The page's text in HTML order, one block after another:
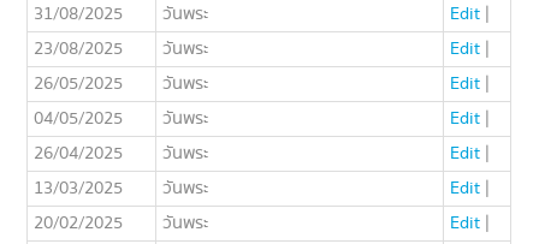
31/08/2025
วันพระ Edit |
23/08/2025
วันพระ Edit |
26/05/2025
วันพระ Edit |
04/05/2025
วันพระ Edit |
26/04/2025
วันพระ Edit |
13/03/2025
วันพระ Edit |
20/02/2025
วันพระ Edit |